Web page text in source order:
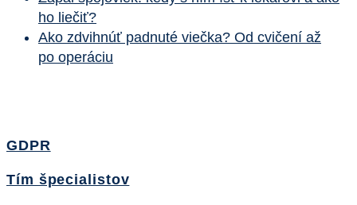
ho liečiť?
Ako zdvihnúť padnuté viečka? Od cvičení až
po operáciu
GDPR
Tím špecialistov